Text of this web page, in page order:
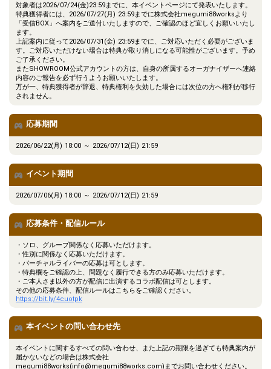
対象者は2026/07/24(金)23:59までに、本イベントページにて発表いたします。
特典獲得者には、2026/07/27(月) 23:59までに株式会社megumi88worksより
「受信BOX」へ案内をご送付いたしますので、ご確認のほど宜しくお願いいたし
ます。
上記案内に従って2026/07/31(金) 23:59までに、ご対応いただく必要がございま
す。ご対応いただけない場合は特典が取り消しになる可能性がございます。予め
ご了承ください。
またSHOWROOM公式アカウントの方は、自身の所属するオーガナイザーへ連絡
内容のご報告を必ず行うようお願いいたします。
万が一、特典獲得者が辞退、特典権利を失効した場合には次位の方へ権利が移行
されません。
応募期間
2026/06/22(月) 18:00 ～ 2026/07/12(日) 21:59
イベント期間
2026/07/06(月) 18:00 ～ 2026/07/12(日) 21:59
応募条件・配信ルール
・ソロ、グループ関係なく応募いただけます。
・性別に関係なく応募いただけます。
・バーチャルライバーの応募は可とします。
・特典欄をご確認の上、問題なく履行できる方のみ応募いただけます。
・ご本人さま以外の方が配信に出演するコラボ配信は可とします。
その他の応募条件、配信ルールはこちらをご確認ください。
https://bit.ly/4cuotpk
本イベントの問い合わせ先
本イベントに関するすべての問い合わせ、また上記の期限を過ぎても特典案内が
届かないなどの場合は株式会社
megumi88works(info@megumi88works.com)までお問い合わせください。